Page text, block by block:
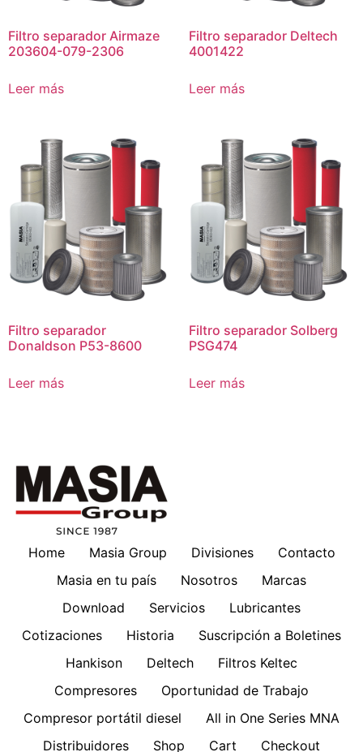
Filtro separador Airmaze
203604-079-2306
Leer más
Filtro separador Deltech
4001422
Leer más
Filtro separador
Donaldson P53-8600
Leer más
Filtro separador Solberg
PSG474
Leer más
Home Masia Group Divisiones
Contacto
Masia en tu país
Nosotros
Marcas
Download
Servicios
Lubricantes
Cotizaciones
Historia
Suscripción a Boletines
Hankison
Deltech
Filtros Keltec
Compresores
Oportunidad de Trabajo
Compresor portátil diesel
All in One Series MNA
Distribuidores
Shop Cart Checkout